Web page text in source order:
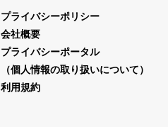
プライバシーポリシー
会社概要
プライバシーポータル
（個人情報の取り扱いについて）
利用規約